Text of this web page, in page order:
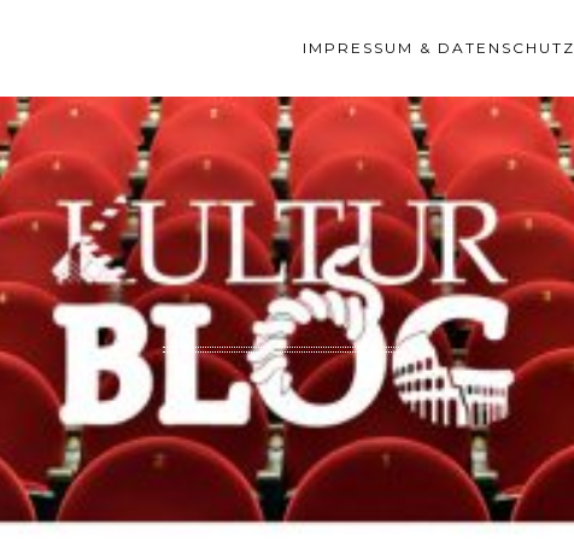
IMPRESSUM & DATENSCHUTZ